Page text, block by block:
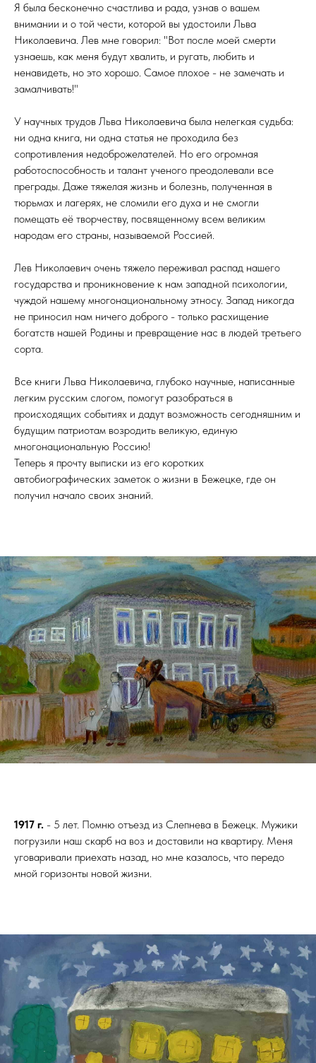
Я была бесконечно счастлива и рада, узнав о вашем
внимании и о той чести, которой вы удостоили Льва
Николаевича. Лев мне говорил: "Вот после моей смерти
узнаешь, как меня будут хвалить, и ругать, любить и
ненавидеть, но это хорошо. Самое плохое - не замечать и
замалчивать!"
У научных трудов Льва Николаевича была нелегкая судьба:
ни одна книга, ни одна статья не проходила без
сопротивления недоброжелателей. Но его огромная
работоспособность и талант ученого преодолевали все
преграды. Даже тяжелая жизнь и болезнь, полученная в
тюрьмах и лагерях, не сломили его духа и не смогли
помещать её творчеству, посвященному всем великим
народам его страны, называемой Россией.
Лев Николаевич очень тяжело переживал распад нашего
государства и проникновение к нам западной психологии,
чуждой нашему многонациональному этносу. Запад никогда
не приносил нам ничего доброго - только расхищение
богатств нашей Родины и превращение нас в людей третьего
сорта.
Все книги Льва Николаевича, глубоко научные, написанные
легким русским слогом, помогут разобраться в
происходящих событиях и дадут возможность сегодняшним и
будущим патриотам возродить великую, единую
многонациональную Россию!
Теперь я прочту выписки из его коротких
автобиографических заметок о жизни в Бежецке, где он
получил начало своих знаний.
1917 г. - 5 лет. Помню отъезд из Слепнева в Бежецк. Мужики
погрузили наш скарб на воз и доставили на квартиру. Меня
уговаривали приехать назад, но мне казалось, что передо
мной горизонты новой жизни.